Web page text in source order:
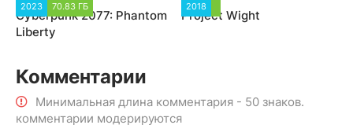
2023 70.83 ГБ
Cyberpunk 2077: Phantom
Liberty
2018
Project Wight
Комментарии
Минимальная длина комментария - 50 знаков.
комментарии модерируются